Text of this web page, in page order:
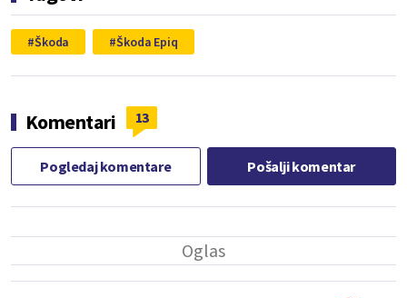
Škoda Škoda Epiq
Komentari 13
Pogledaj komentare Pošalji komentar